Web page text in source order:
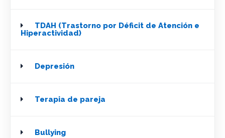
TDAH (Trastorno por Déficit de Atención e
Hiperactividad)
Depresión
Terapia de pareja
Bullying